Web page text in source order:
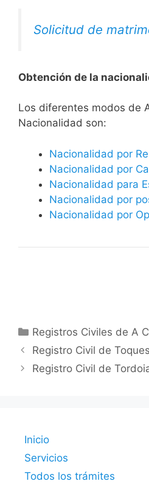
Solicitud de
Obtención de la
​​​Los diferentes modos de
Nacionalidad son:
Nacionalidad por
Nacionalidad por
Nacionalidad para
Nacionalidad por
Nacionalidad por
Categorías
Registros Civiles de A
Registro Civil de Toques
Registro Civil de
Inicio
Servicios
Todos los trámites